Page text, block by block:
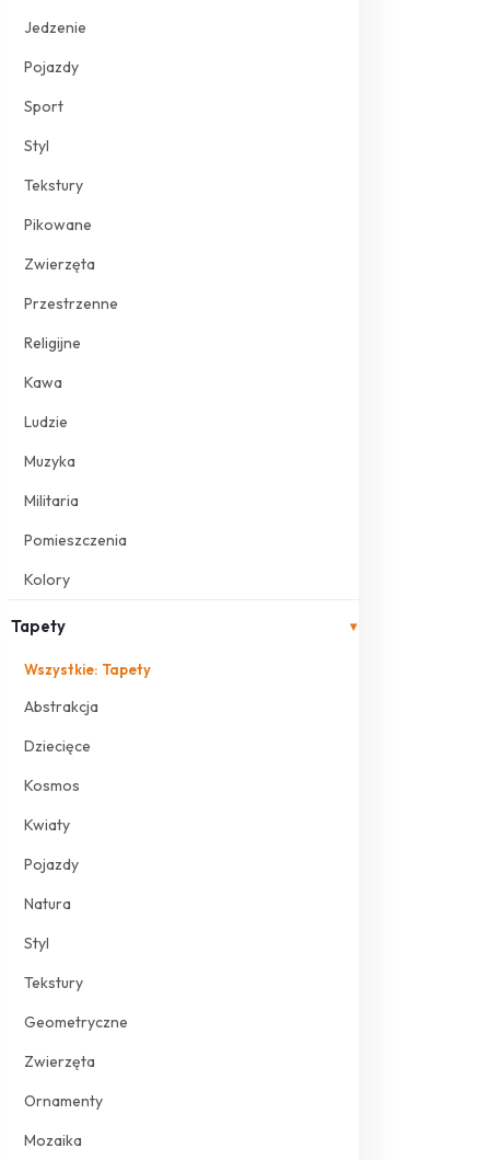
Jedzenie
Pojazdy
Sport
Styl
Tekstury
Pikowane
Zwierzęta
Przestrzenne
Religijne
Kawa
Ludzie
Muzyka
Militaria
Pomieszczenia
Kolory
Tapety ▾
Wszystkie: Tapety
Abstrakcja
Dziecięce
Kosmos
Kwiaty
Pojazdy
Natura
Styl
Tekstury
Geometryczne
Zwierzęta
Ornamenty
Mozaika